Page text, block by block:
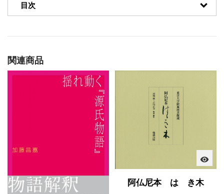
目次
関連商品
visibility
阿仏尼本 はゝき木